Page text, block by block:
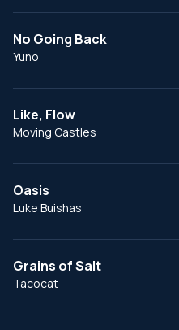
No Going Back
Yuno
Like, Flow
Moving Castles
Oasis
Luke Buishas
Grains of Salt
Tacocat